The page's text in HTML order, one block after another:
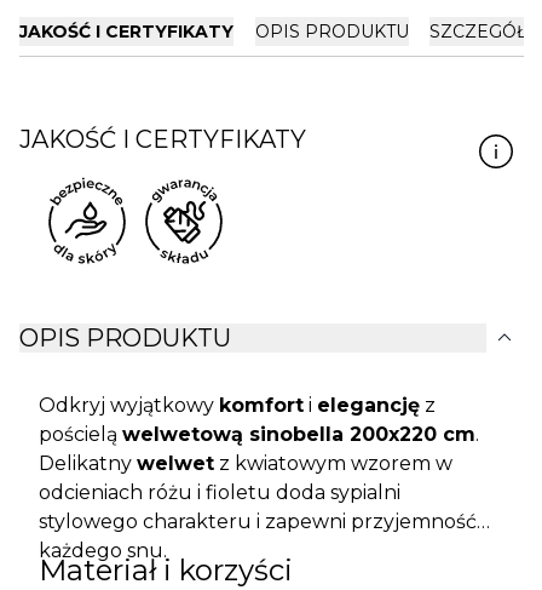
JAKOŚĆ I CERTYFIKATY OPIS PRODUKTU
JAKOŚĆ I CERTYFIKATY
OPIS PRODUKTU expand_more
Odkryj wyjątkowy komfort i elegancję z
pościelą welwetową sinobella 200x220 cm.
Delikatny welwet z kwiatowym wzorem w
odcieniach różu i fioletu doda sypialni
stylowego charakteru i zapewni przyjemność
każdego snu.
Materiał i korzyści